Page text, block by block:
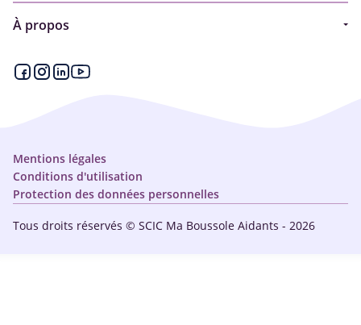
Aides financières et congés
À propos
Qui sommes-nous ?
Tous droits réservés © SCIC Ma Boussole Aidants - 2026
Mentions légales
Conditions d'utilisation
Protection des données personnelles